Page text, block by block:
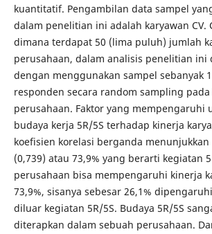
kuantitatif. Pengambilan data sampel
dalam penelitian ini adalah karyawan CV.
dimana terdapat 50 (lima puluh) jumlah
perusahaan, dalam analisis penelitian ini
dengan menggunakan sampel sebanyak
responden secara random sampling pada
perusahaan. Faktor yang mempengaruhi
budaya kerja 5R/5S terhadap kinerja
koefisien korelasi berganda menunjukkan
(0,739) atau 73,9% yang berarti kegiatan
perusahaan bisa mempengaruhi kinerja
73,9%, sisanya sebesar 26,1%
diluar kegiatan 5R/5S. Budaya 5R/5S
diterapkan dalam sebuah perusahaan.